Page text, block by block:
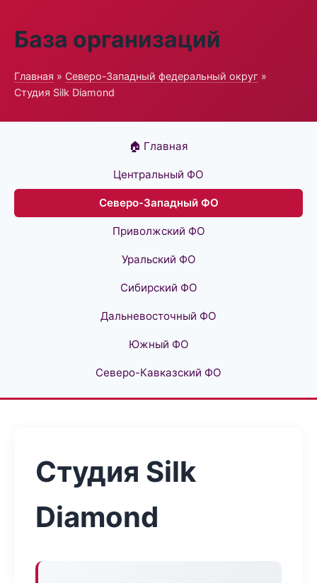
База организаций
Главная » Северо-Западный федеральный округ »
Студия Silk Diamond
🏠 Главная
Центральный ФО
Северо-Западный ФО
Приволжский ФО
Уральский ФО
Сибирский ФО
Дальневосточный ФО
Южный ФО
Северо-Кавказский ФО
Студия Silk
Diamond